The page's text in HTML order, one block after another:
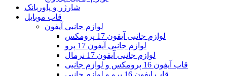
شارژر و پاوربانک
قاب موبایل
لوازم جانبی آیفون
لوازم جانبی آیفون 17 پرومکس
لوازم جانبی آیفون 17 پرو
لوازم جانبی آیفون 17 نرمال
قاب آیفون 16 پرومکس و لوازم جانبی
قاب ایفون 16 پرو و لوازم جانبی